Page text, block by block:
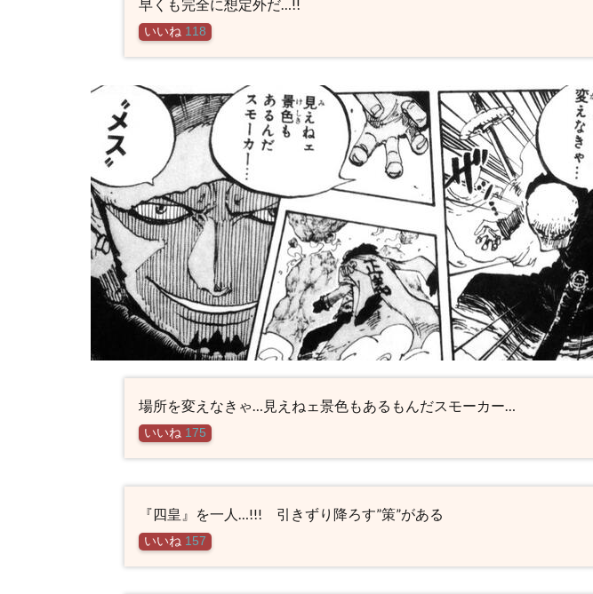
早くも完全に想定外だ…!!
いいね 118
場所を変えなきゃ…見えねェ景色もあるもんだスモーカー…
いいね 175
『四皇』を一人…!!! 引きずり降ろす”策”がある
いいね 157